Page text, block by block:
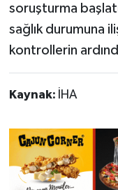
soruşturma
sağlık durumuna
kontrollerin
Kaynak: İHA